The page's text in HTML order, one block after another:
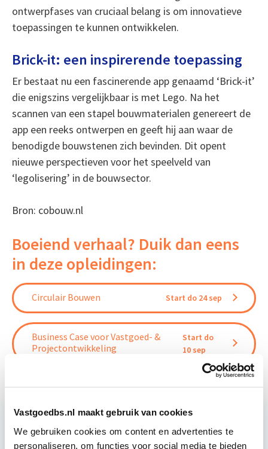
Vastgoedbs.nl maakt gebruik van cookies
We gebruiken cookies om content en advertenties te
personaliseren, om functies voor social media te bieden
ontwerpfases van cruciaal belang is om innovatieve
toepassingen te kunnen ontwikkelen.
Brick-it: een inspirerende toepassing
Er bestaat nu een fascinerende app genaamd ‘Brick-it’
die enigszins vergelijkbaar is met Lego. Na het
scannen van een stapel bouwmaterialen genereert de
app een reeks ontwerpen en geeft hij aan waar de
benodigde bouwstenen zich bevinden. Dit opent
nieuwe perspectieven voor het speelveld van
‘legolisering’ in de bouwsector.
Bron: cobouw.nl
Boeiend verhaal? Duik dan eens
in deze opleidingen:
Circulair Bouwen Start do 24 sep
Business Case voor Vastgoed- &
Projectontwikkeling
Start do
10 sep
Relevant bij dit artikel